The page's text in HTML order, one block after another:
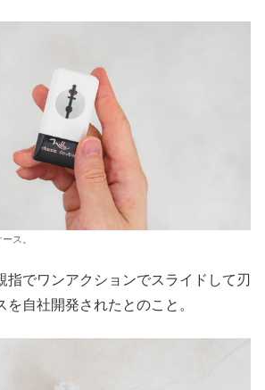
ス。
指でワンアクションでスライドして刃
を自社開発されたとのこと。